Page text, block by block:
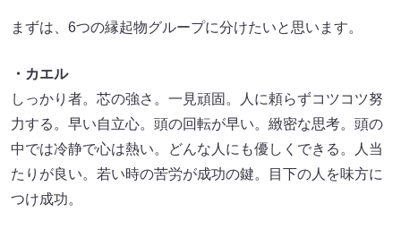
まずは、6つの縁起物グループに分けたいと思います。
・カエル
しっかり者。芯の強さ。一見頑固。人に頼らずコツコツ努
力する。早い自立心。頭の回転が早い。緻密な思考。頭の
中では冷静で心は熱い。どんな人にも優しくできる。人当
たりが良い。若い時の苦労が成功の鍵。目下の人を味方に
つけ成功。